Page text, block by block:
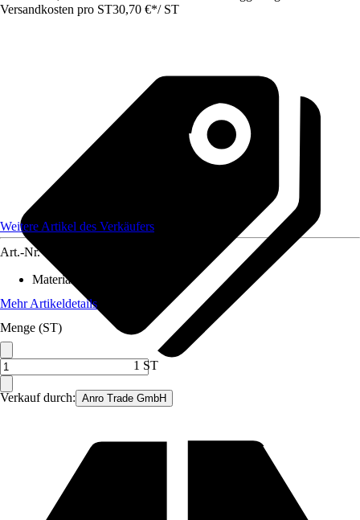
Versandkosten pro ST30,70 €*/ ST
Verkauf durch: Anro Trade GmbH
Weitere Artikel des Verkäufers
Art.-Nr.
Material
Mehr Artikeldetails
Menge (ST)
1 ST